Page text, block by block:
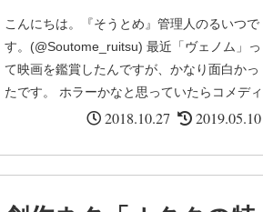
こんにちは。『そうとめ』管理人のるいつで
す。(@Soutome_ruitsu) 最近「ヴェノム」っ
て映画を鑑賞したんですが、かなり面白かっ
たです。 ホラーかなと思っていたらコメディ
色があって笑わされました。 王道のヒーロ
2018.10.27 2019.05.10